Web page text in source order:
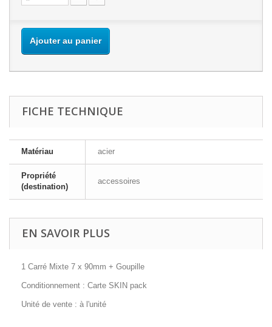
Ajouter au panier
FICHE TECHNIQUE
Matériau acier
Propriété
(destination)
accessoires
EN SAVOIR PLUS
1 Carré Mixte 7 x 90mm + Goupille
Conditionnement : Carte SKIN pack
Unité de vente : à l'unité